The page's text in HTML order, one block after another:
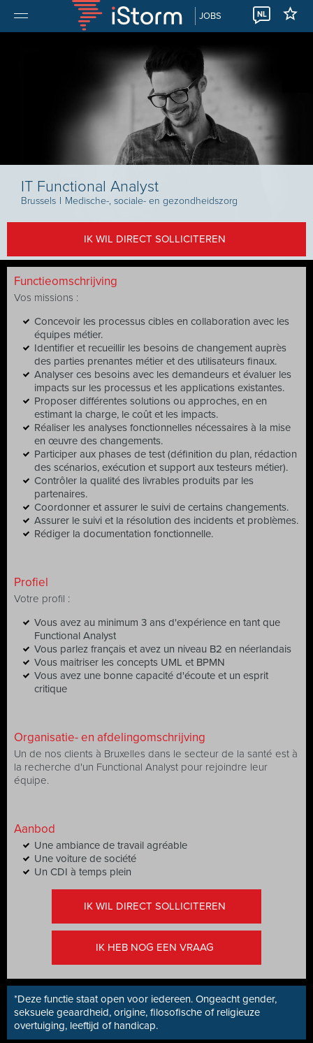
JOBS NL
IT Functional Analyst
Brussels I Medische-, sociale- en gezondheidszorg
IK WIL DIRECT SOLLICITEREN
Functieomschrijving
Vos missions :
Concevoir les processus cibles en collaboration avec les
équipes métier.
Identifier et recueillir les besoins de changement auprès
des parties prenantes métier et des utilisateurs finaux.
Analyser ces besoins avec les demandeurs et évaluer les
impacts sur les processus et les applications existantes.
Proposer différentes solutions ou approches, en en
estimant la charge, le coût et les impacts.
Réaliser les analyses fonctionnelles nécessaires à la mise
en œuvre des changements.
Participer aux phases de test (définition du plan, rédaction
des scénarios, exécution et support aux testeurs métier).
Contrôler la qualité des livrables produits par les
partenaires.
Coordonner et assurer le suivi de certains changements.
Assurer le suivi et la résolution des incidents et problèmes.
Rédiger la documentation fonctionnelle.
Profiel
Votre profil :
Vous avez au minimum 3 ans d'expérience en tant que
Functional Analyst
Vous parlez français et avez un niveau B2 en néerlandais
Vous maitriser les concepts UML et BPMN
Vous avez une bonne capacité d'écoute et un esprit
critique
Organisatie- en afdelingomschrijving
Un de nos clients à Bruxelles dans le secteur de la santé est à
la recherche d'un Functional Analyst pour rejoindre leur
équipe.
Aanbod
Une ambiance de travail agréable
Une voiture de société
Un CDI à temps plein
IK WIL DIRECT SOLLICITEREN
IK HEB NOG EEN VRAAG
*Deze functie staat open voor iedereen. Ongeacht gender,
seksuele geaardheid, origine, filosofische of religieuze
overtuiging, leeftijd of handicap.